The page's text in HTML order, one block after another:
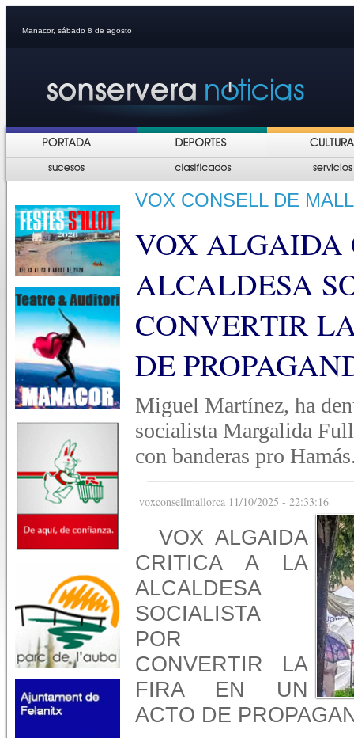
Manacor, sábado 8 de agosto
VOX CONSELL DE
VOX
ALCALDESA
CONVERTIR
DE
Miguel Martínez, ha
socialista Margalida
con banderas pro
voxconsellmallorca 11/10/2025 - 22:33:16
VOX ALGAIDA
CRITICA A LA
ALCALDESA
SOCIALISTA
POR
CONVERTIR LA
FIRA EN UN
ACTO DE